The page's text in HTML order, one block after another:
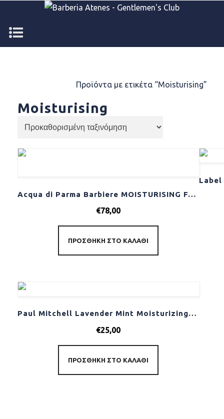
Προϊόντα με ετικέτα “Moisturising”
Moisturising
Acqua di Parma Barbiere MOISTURISING FACE CREAM 50ml
€78,00
ΠΡΟΣΘΉΚΗ ΣΤΟ ΚΑΛΆΘΙ
Paul Mitchell Lavender Mint Moisturizing Shampoo 300ml
€25,00
ΠΡΟΣΘΉΚΗ ΣΤΟ ΚΑΛΆΘΙ